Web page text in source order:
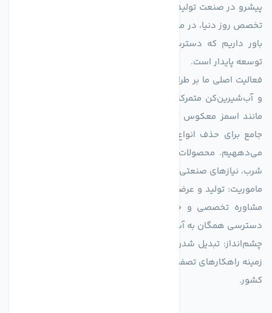
پیشرو در صنعت تولید تجهیزات تصفیه آب، با تکیه بر دانش فنی و
تخصص روز دنیا، در مسیر تأمین آب سالم و پایدار گام برمی‌دارد. ما
باور داریم که دسترسی به آب پاک، یک حق اساسی و زیربنای
توسعه پایدار است.
فعالیت اصلی ما بر طراحی و تولید سیستم‌های پیشرفته تصفیه آب
و آب‌شیرین‌کن متمرکز است. ما با بهره‌گیری از فناوری‌های نوین
جامع برای حذف انواع آلاینده‌ها، املاح و نمک از منابع آبی ارائه
می‌دههیم. محصولات ما برای مصارف متنوعی از جمله تأمین آب
شرب، نیازهای صنعتی و کشاورزی طراحی و بهینه‌سازی شده‌اند.
ماموریت: تولید و عرضه محصولاتی با بالاترین استاندارد کیفی، ارائه
مشاوره تخصصی و خدمات پس از فروش مطمئن برای تضمین
دسترسی همگان به آب پاک و سالم.
چشم‌انداز: تبدیل شدن به انتخاب اول صنایع و مصرف‌کنندگان در
زمینه راهکارهای تصفیه آب و ایفای نقشی کلیدی در حفظ منابع آبی
کشور.